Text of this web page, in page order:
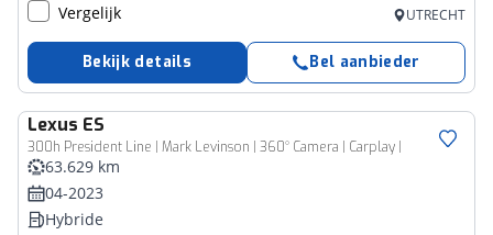
Vergelijk UTRECHT
Bekijk details Bel aanbieder
Lexus ES
300h President Line | Mark Levinson | 360° Camera | Carplay |
63.629 km
04-2023
Hybride